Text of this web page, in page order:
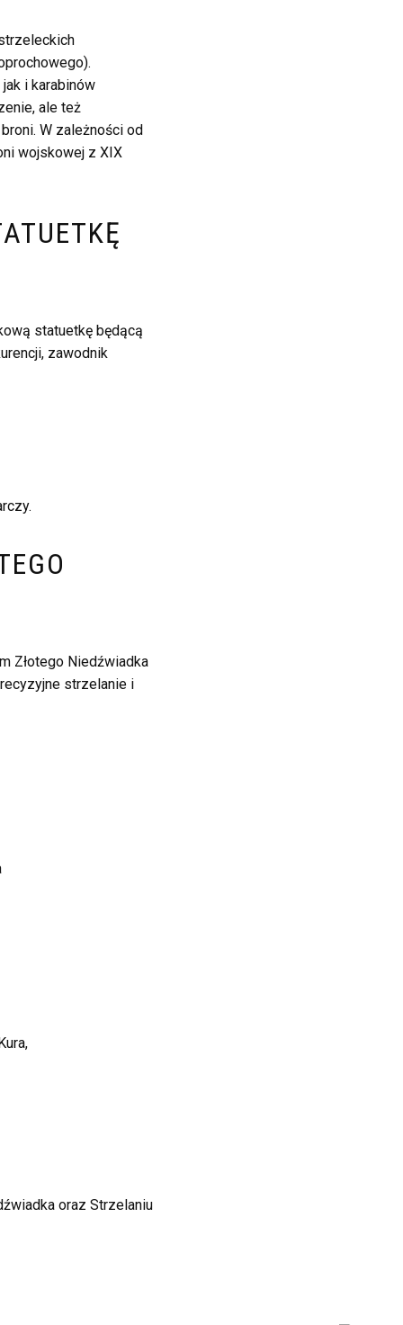
i karabinów
ale też
W zależności od
wojskowej z XIX
statuetkę będącą
zawodnik
Złotego Niedźwiadka
strzelanie i
oraz Strzelaniu